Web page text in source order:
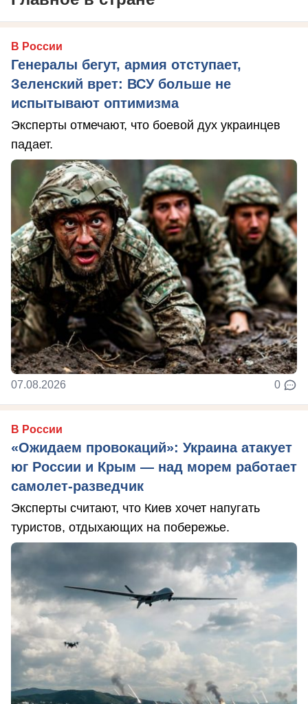
В России
Генералы бегут, армия отступает,
Зеленский врет: ВСУ больше не
испытывают оптимизма
Эксперты отмечают, что боевой дух украинцев
падает.
07.08.2026 0
В России
«Ожидаем провокаций»: Украина атакует
юг России и Крым — над морем работает
самолет-разведчик
Эксперты считают, что Киев хочет напугать
туристов, отдыхающих на побережье.